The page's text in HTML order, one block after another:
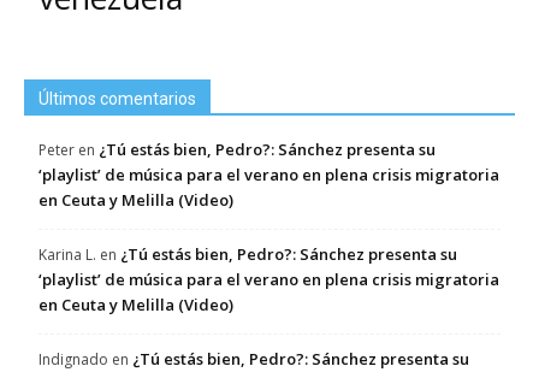
Últimos comentarios
Peter en ¿Tú estás bien, Pedro?: Sánchez presenta su
‘playlist’ de música para el verano en plena crisis migratoria
en Ceuta y Melilla (Video)
Karina L. en ¿Tú estás bien, Pedro?: Sánchez presenta su
‘playlist’ de música para el verano en plena crisis migratoria
en Ceuta y Melilla (Video)
Indignado en ¿Tú estás bien, Pedro?: Sánchez presenta su